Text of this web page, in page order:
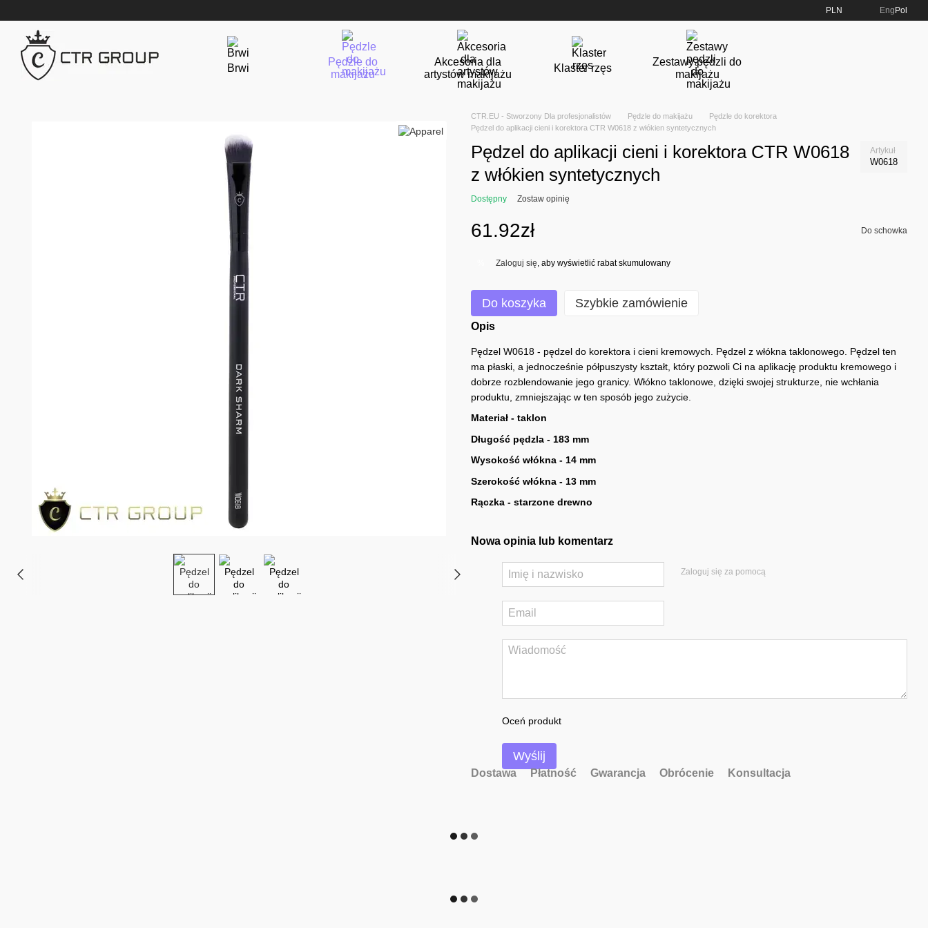
PLN Eng Pol
Brwi
Pędzle do
makijażu
Akcesoria dla
artystów makijażu
Klaster rzęs
Zestawy pędzli do
makijażu
CTR.EU - Stworzony Dla profesjonalistów Pędzle do makijażu
Pędzle do korektora
Рędzel do aplikacji cieni i korektora CTR W0618 z włókien syntetycznych
Рędzel do aplikacji cieni i korektora CTR W0618
z włókien syntetycznych
Artykuł
W0618
Dostępny Zostaw opinię
61.92zł Do schowka
Zaloguj się , aby wyświetlić rabat skumulowany
Do koszyka Szybkie zamówienie
Opis
Pędzel W0618 - pędzel do korektora i cieni kremowych. Pędzel z włókna taklonowego. Pędzel ten
ma płaski, a jednocześnie półpuszysty kształt, który pozwoli Ci na aplikację produktu kremowego i
dobrze rozblendowanie jego granicy. Włókno taklonowe, dzięki swojej strukturze, nie wchłania
produktu, zmniejszając w ten sposób jego zużycie.
Materiał - taklon
Długość pędzla - 183 mm
Wysokość włókna - 14 mm
Szerokość włókna - 13 mm
Rączka - starzone drewno
Nowa opinia lub komentarz
Zaloguj się za pomocą
Oceń produkt
Wyślij
Dostawa Płatność Gwarancja Obrócenie Konsultacja